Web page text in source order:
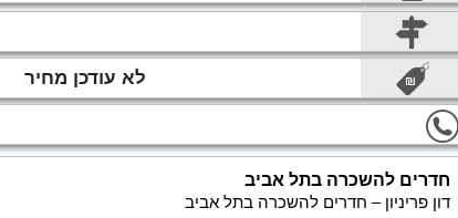
לא עודכן מחיר
חדרים להשכרה בתל אביב
דון פריניון – חדרים להשכרה בתל אביב